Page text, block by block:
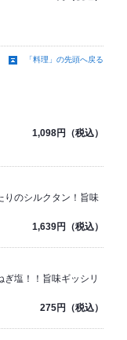
「料理」の先頭へ戻る
1,098円（税込）
りのシルクタン！旨味
1,639円（税込）
ぎ塩！！旨味ギッシリ
275円（税込）